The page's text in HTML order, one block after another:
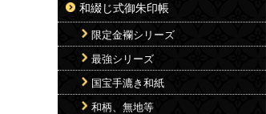
和綴じ式御朱印帳
限定金襴シリーズ
最強シリーズ
国宝手漉き和紙
和柄、無地等